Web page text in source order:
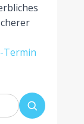
Termin